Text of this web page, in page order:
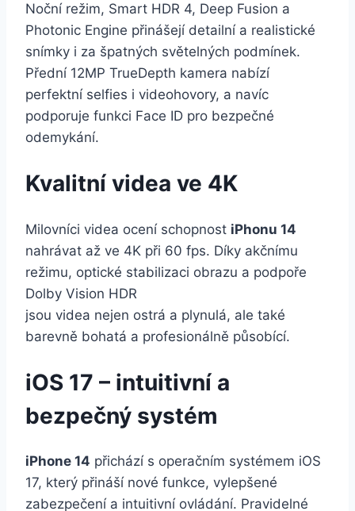
Noční režim, Smart HDR 4, Deep Fusion a
Photonic Engine přinášejí detailní a realistické
snímky i za špatných světelných podmínek.
Přední 12MP TrueDepth kamera nabízí
perfektní selfies i videohovory, a navíc
podporuje funkci Face ID pro bezpečné
odemykání.
Kvalitní videa ve 4K
Milovníci videa ocení schopnost iPhonu 14
nahrávat až ve 4K při 60 fps. Díky akčnímu
režimu, optické stabilizaci obrazu a podpoře
Dolby Vision HDR
jsou videa nejen ostrá a plynulá, ale také
barevně bohatá a profesionálně působící.
iOS 17 – intuitivní a
bezpečný systém
iPhone 14 přichází s operačním systémem iOS
17, který přináší nové funkce, vylepšené
zabezpečení a intuitivní ovládání. Pravidelné